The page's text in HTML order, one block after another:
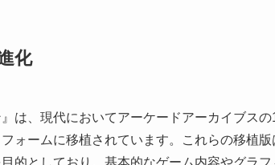
化
』は、現代においてアーケードアーカイブス
ォームに移植されています。これらの移植
的としており、基本的なゲーム内容やグラ